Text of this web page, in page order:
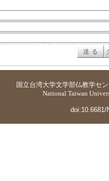
国立台湾大学文学部仏教学セ
National Taiwan
doi:10.6681/